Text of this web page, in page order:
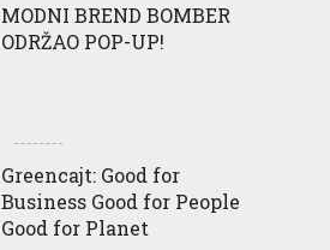
MODNI BREND BOMBER
ODRŽAO POP-UP!
Greencajt: Good for
Business Good for People
Good for Planet